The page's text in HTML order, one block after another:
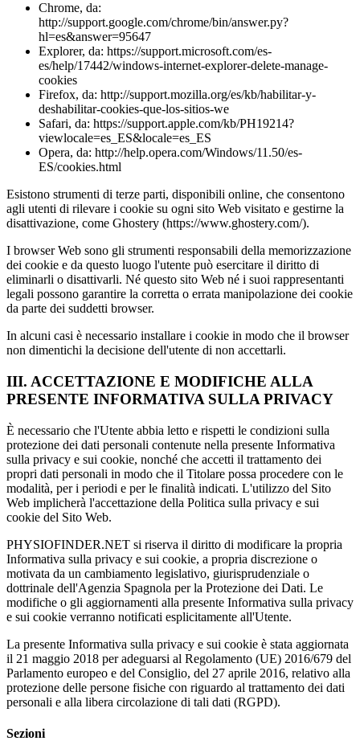
Chrome, da:
http://support.google.com/chrome/bin/answer.py?
hl=es&answer=95647
Explorer, da: https://support.microsoft.com/es-
es/help/17442/windows-internet-explorer-delete-manage-
cookies
Firefox, da: http://support.mozilla.org/es/kb/habilitar-y-
deshabilitar-cookies-que-los-sitios-we
Safari, da: https://support.apple.com/kb/PH19214?
viewlocale=es_ES&locale=es_ES
Opera, da: http://help.opera.com/Windows/11.50/es-
ES/cookies.html
Esistono strumenti di terze parti, disponibili online, che consentono
agli utenti di rilevare i cookie su ogni sito Web visitato e gestirne la
disattivazione, come Ghostery (https://www.ghostery.com/).
I browser Web sono gli strumenti responsabili della memorizzazione
dei cookie e da questo luogo l'utente può esercitare il diritto di
eliminarli o disattivarli. Né questo sito Web né i suoi rappresentanti
legali possono garantire la corretta o errata manipolazione dei cookie
da parte dei suddetti browser.
In alcuni casi è necessario installare i cookie in modo che il browser
non dimentichi la decisione dell'utente di non accettarli.
III. ACCETTAZIONE E MODIFICHE ALLA
PRESENTE INFORMATIVA SULLA PRIVACY
È necessario che l'Utente abbia letto e rispetti le condizioni sulla
protezione dei dati personali contenute nella presente Informativa
sulla privacy e sui cookie, nonché che accetti il trattamento dei
propri dati personali in modo che il Titolare possa procedere con le
modalità, per i periodi e per le finalità indicati. L'utilizzo del Sito
Web implicherà l'accettazione della Politica sulla privacy e sui
cookie del Sito Web.
PHYSIOFINDER.NET si riserva il diritto di modificare la propria
Informativa sulla privacy e sui cookie, a propria discrezione o
motivata da un cambiamento legislativo, giurisprudenziale o
dottrinale dell'Agenzia Spagnola per la Protezione dei Dati. Le
modifiche o gli aggiornamenti alla presente Informativa sulla privacy
e sui cookie verranno notificati esplicitamente all'Utente.
La presente Informativa sulla privacy e sui cookie è stata aggiornata
il 21 maggio 2018 per adeguarsi al Regolamento (UE) 2016/679 del
Parlamento europeo e del Consiglio, del 27 aprile 2016, relativo alla
protezione delle persone fisiche con riguardo al trattamento dei dati
personali e alla libera circolazione di tali dati (RGPD).
Sezioni